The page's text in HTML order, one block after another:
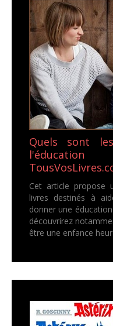
Quels sont
Cet article propose
livres destinés à
donner une
découvrirez
être une enfance